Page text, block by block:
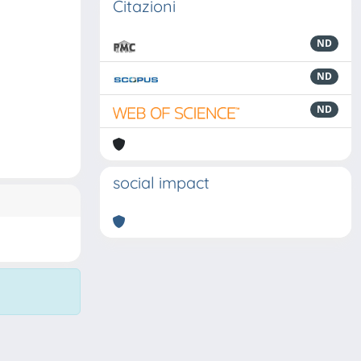
Citazioni
ND
ND
ND
social impact